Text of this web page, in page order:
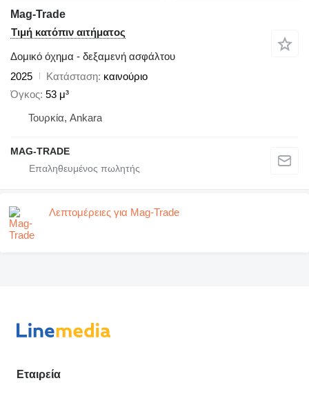
Mag-Trade
Τιμή κατόπιν αιτήματος
Δομικό όχημα - δεξαμενή ασφάλτου
2025
Κατάσταση καινούριο
Όγκος 53 μ³
Τουρκία, Ankara
MAG-TRADE
Λεπτομέρειες για Mag-Trade
Εταιρεία